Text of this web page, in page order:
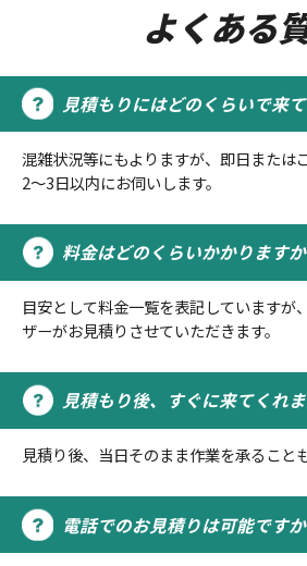
よくある
見積もりにはどのくらいで来
混雑状況等にもよりますが、即日または
2～3日以内にお伺いします。
料金はどのくらいかかります
目安として料金一覧を表記していますが
ザーがお見積りさせていただきます。
見積もり後、すぐに来てくれ
見積り後、当日そのまま作業を承ること
電話でのお見積りは可能です